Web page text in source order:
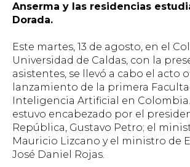
Anserma y las residencias
Dorada.
Este martes, 13 de agosto, en el
Universidad de Caldas, con la
asistentes, se llevó a cabo el acto
lanzamiento de la primera
Inteligencia Artificial en
estuvo encabezado por el
República, Gustavo Petro; el
Mauricio Lizcano y el ministro de
José Daniel Rojas.